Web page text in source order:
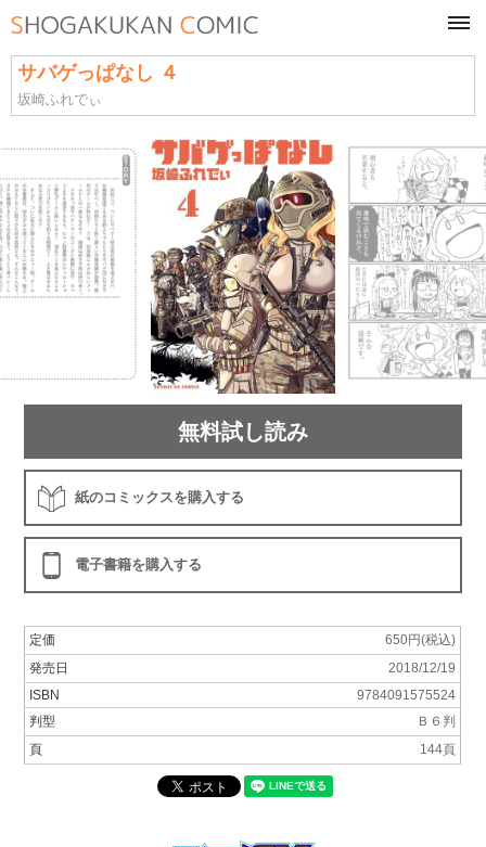
サバゲっぱなし ４
坂崎ふれでぃ
無料試し読み
紙のコミックスを購入する
電子書籍を購入する
定価
650円(税込)
発売日
2018/12/19
ISBN
9784091575524
判型
Ｂ６判
頁
144頁